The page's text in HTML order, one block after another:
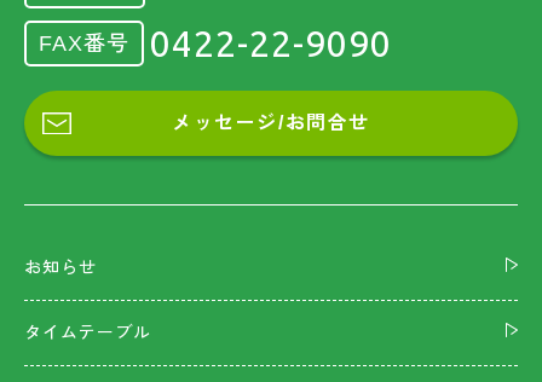
FAX番号 0422-22-9090
メッセージ/お問合せ
お知らせ
タイムテーブル